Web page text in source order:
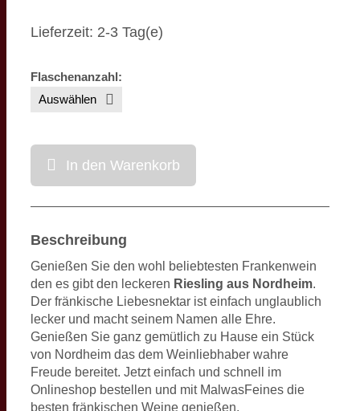
Lieferzeit: 2-3 Tag(e)
Flaschenanzahl:
In den Warenkorb
Beschreibung
Genießen Sie den wohl beliebtesten Frankenwein
den es gibt den leckeren Riesling aus Nordheim.
Der fränkische Liebesnektar ist einfach unglaublich
lecker und macht seinem Namen alle Ehre.
Genießen Sie ganz gemütlich zu Hause ein Stück
von Nordheim das dem Weinliebhaber wahre
Freude bereitet. Jetzt einfach und schnell im
Onlineshop bestellen und mit MalwasFeines die
besten fränkischen Weine genießen.